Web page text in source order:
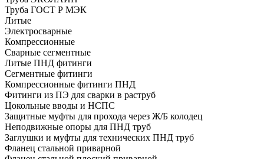
Труба ГОСТ Р МЭК
Литые
Электросварные
Компрессионные
Сварные сегментные
Литые ПНД фитинги
Сегментные фитинги
Компрессионные фитинги ПНД
Фитинги из ПЭ для сварки в раструб
Цокольные вводы и НСПС
Защитные муфты для прохода через Ж/Б колодец
Неподвижные опоры для ПНД труб
Заглушки и муфты для технических ПНД труб
Фланец стальной приварной